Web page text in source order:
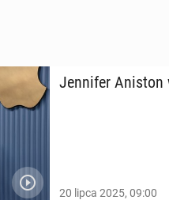
Jen­ni­fer Aniston
20 lipca 2025, 09:00